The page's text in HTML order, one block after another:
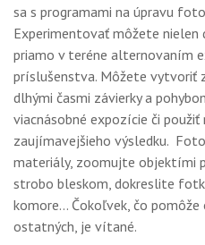
sa s programami na úpravu
Experimentovať môžete nielen
priamo v teréne alternovaním
príslušenstva. Môžete vytvoriť
dlhými časmi závierky a
viacnásobné expozície či
zaujímavejšieho výsledku.
materiály, zoomujte objektími
strobo bleskom, dokreslite
komore... Čokoľvek, čo
ostatných, je vítané.